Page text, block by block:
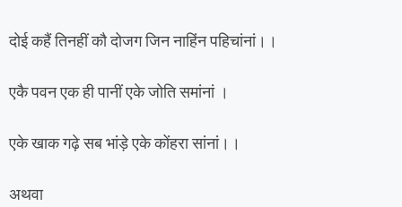
दोई कहैं तिनहीं कौ दोजग जिन नाहिंन पहिचांनां।।
एकै पवन एक ही पानीं एके जोति समांनां ।
एके खाक गढ़े सब भांड़े एके कोंहरा सांनां।।
अथवा